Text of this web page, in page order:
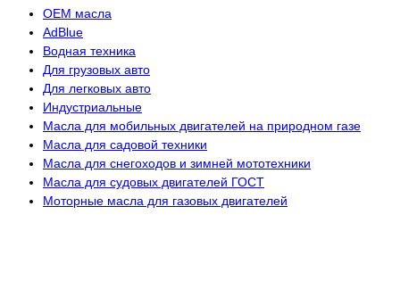
OEM масла
АdBlue
Водная техника
Для грузовых авто
Для легковых авто
Индустриальные
Масла для мобильных двигателей на природном газе
Масла для садовой техники
Масла для снегоходов и зимней мототехники
Масла для судовых двигателей ГОСТ
Моторные масла для газовых двигателей